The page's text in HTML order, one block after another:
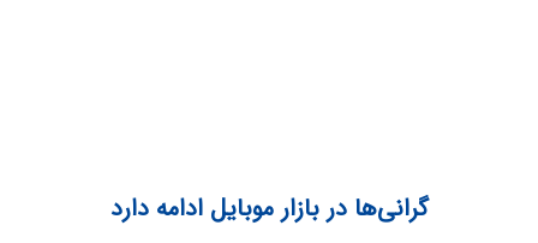
گرانی‌ها در بازار موبایل ادامه دارد